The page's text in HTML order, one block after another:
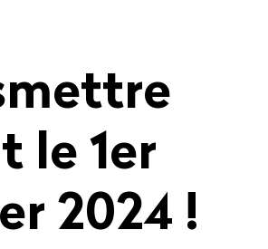
le 1er
2024 !